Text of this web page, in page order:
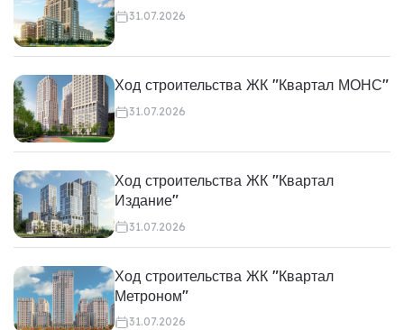
31.07.2026
Ход строительства ЖК "Квартал МОНС"
31.07.2026
Ход строительства ЖК "Квартал
Издание"
31.07.2026
Ход строительства ЖК "Квартал
Метроном"
31.07.2026